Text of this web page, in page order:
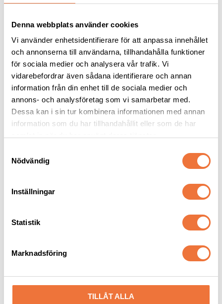
Denna webbplats använder cookies
Vi använder enhetsidentifierare för att anpassa innehållet
och annonserna till användarna, tillhandahålla funktioner
för sociala medier och analysera vår trafik. Vi
vidarebefordrar även sådana identifierare och annan
information från din enhet till de sociala medier och
annons- och analysföretag som vi samarbetar med.
Dessa kan i sin tur kombinera informationen med annan
information som du har tillhandahållit eller som de har
Nödvändig
Inställningar
Statistik
Marknadsföring
TILLÅT ALLA
Vetbed Ljusgrå
Tjocklek ca 28 mm. Finns i tre storlekar
119kr
Vetbed Mörkgrå - Vita
tassar
119kr